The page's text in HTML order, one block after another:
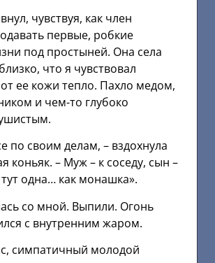
чувствуя, как член
первые, робкие
под простыней. Она села
что я чувствовал
ее кожи тепло. Пахло медом,
и чем-то глубоко
по своим делам, – вздохнула
коньяк. – Муж – к соседу, сын –
тут одна… как монашка».
со мной. Выпили. Огонь
с внутренним жаром.
симпатичный молодой